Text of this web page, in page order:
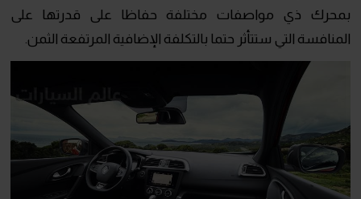
بمحرك ذي مواصفات مختلفة حفاظا على قدرتها على
المنافسة التي ستتأثر حتما بالتكلفة الإضافية المرتفعة الثمن.